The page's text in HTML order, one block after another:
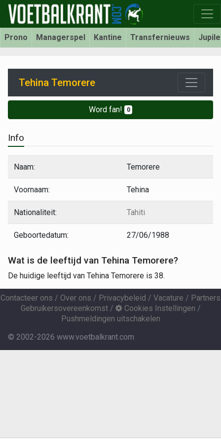
Prono Managerspel Kantine Transfernieuws
Tehina Temorere
Word fan! 0
Info
Naam: Temorere
Voornaam: Tehina
Nationaliteit: Tahiti
Geboortedatum: 27/06/1988
Wat is de leeftijd van Tehina Temorere?
De huidige leeftijd van Tehina Temorere is 38.
Contacteer ons / Over ons / Privacybeleid / Vacature / Partners
Gebruikersovereenkomst/ Cookies Instellingen /
Pushmeldingen uitschakelen
© 2002-2026 www.voetbalkrant.com